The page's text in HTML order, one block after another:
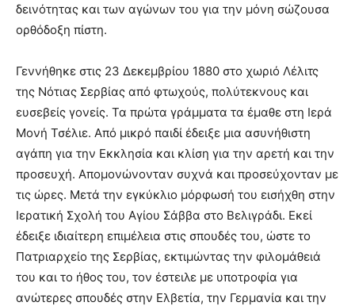
δεινότητας και των αγώνων του για την μόνη σώζουσα
ορθόδοξη πίστη.
Γεννήθηκε στις 23 Δεκεμβρίου 1880 στο χωριό Λέλιτς
της Νότιας Σερβίας από φτωχούς, πολύτεκνους και
ευσεβείς γονείς. Τα πρώτα γράμματα τα έμαθε στη Ιερά
Μονή Τσέλιε. Από μικρό παιδί έδειξε μια ασυνήθιστη
αγάπη για την Εκκλησία και κλίση για την αρετή και την
προσευχή. Απομονώνονταν συχνά και προσεύχονταν με
τις ώρες. Μετά την εγκύκλιο μόρφωσή του εισήχθη στην
Ιερατική Σχολή του Αγίου Σάββα στο Βελιγράδι. Εκεί
έδειξε ιδιαίτερη επιμέλεια στις σπουδές του, ώστε το
Πατριαρχείο της Σερβίας, εκτιμώντας την φιλομάθειά
του και το ήθος του, τον έστειλε με υποτροφία για
ανώτερες σπουδές στην Ελβετία, την Γερμανία και την